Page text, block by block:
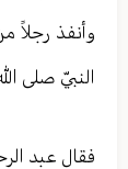
وأنفذ رجلاً
النبيّ صلى
فقال عبد